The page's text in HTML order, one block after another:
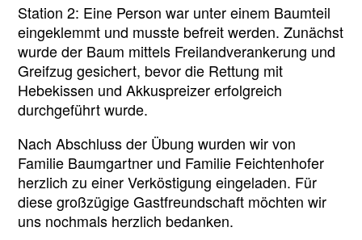
Station 2: Eine Person war unter einem Baumteil
eingeklemmt und musste befreit werden. Zunächst
wurde der Baum mittels Freilandverankerung und
Greifzug gesichert, bevor die Rettung mit
Hebekissen und Akkuspreizer erfolgreich
durchgeführt wurde.
Nach Abschluss der Übung wurden wir von
Familie Baumgartner und Familie Feichtenhofer
herzlich zu einer Verköstigung eingeladen. Für
diese großzügige Gastfreundschaft möchten wir
uns nochmals herzlich bedanken.